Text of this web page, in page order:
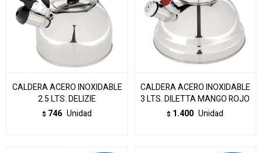
CALDERA ACERO INOXIDABLE
2.5 LTS. DELIZIE
$ 746 Unidad
CALDERA ACERO INOXIDABLE
3 LTS. DILETTA MANGO ROJO
$ 1.400 Unidad